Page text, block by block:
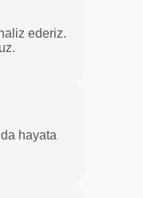
ederiz.
hayata